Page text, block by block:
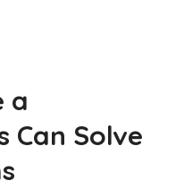
a
Can Solve